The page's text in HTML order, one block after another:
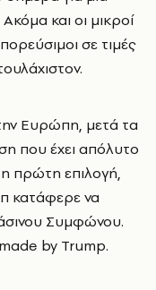
και οι μικροί
σε τιμές
Ευρώπη, μετά τα
που έχει απόλυτο
η πρώτη επιλογή,
κατάφερε να
Συμφώνου.
by Trump.